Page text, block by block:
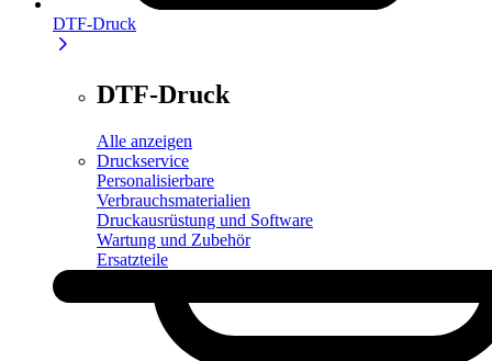
DTF-Druck
DTF-Druck
Alle anzeigen
Druckservice
Personalisierbare
Verbrauchsmaterialien
Druckausrüstung und Software
Wartung und Zubehör
Ersatzteile